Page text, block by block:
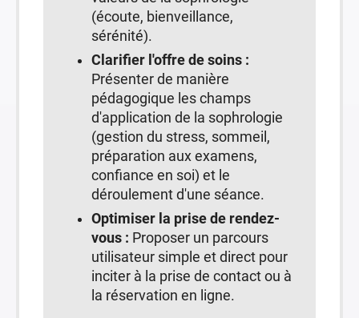
(écoute, bienveillance,
sérénité).
Clarifier l'offre de soins :
Présenter de manière
pédagogique les champs
d'application de la sophrologie
(gestion du stress, sommeil,
préparation aux examens,
confiance en soi) et le
déroulement d'une séance.
Optimiser la prise de rendez-
vous : Proposer un parcours
utilisateur simple et direct pour
inciter à la prise de contact ou à
la réservation en ligne.